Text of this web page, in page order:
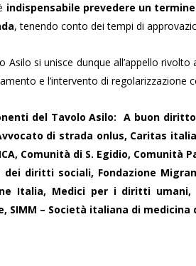
indispensabile prevedere un
, tenendo conto dei tempi di
Asilo si unisce dunque all’appello
e l’intervento di regolarizzazione
del Tavolo Asilo: A buon
di strada onlus, Caritas
Comunità di S. Egidio, Comunità
dei diritti sociali, Fondazione
Italia, Medici per i diritti umani,
SIMM – Società italiana di